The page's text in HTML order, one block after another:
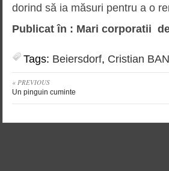
dorind să ia măsuri pentru a o
Publicat în : Mari corporatii
Tags: Beiersdorf, Cristian
« PREVIOUS
Un pinguin cuminte